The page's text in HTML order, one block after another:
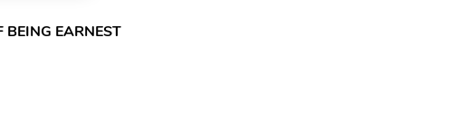
BEING EARNEST